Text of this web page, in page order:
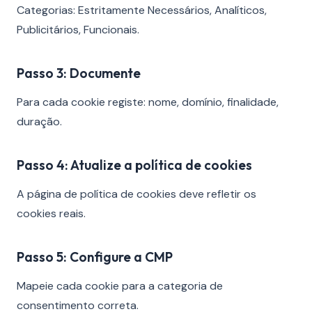
Categorias: Estritamente Necessários, Analíticos,
Publicitários, Funcionais.
Passo 3: Documente
Para cada cookie registe: nome, domínio, finalidade,
duração.
Passo 4: Atualize a política de cookies
A página de política de cookies deve refletir os
cookies reais.
Passo 5: Configure a CMP
Mapeie cada cookie para a categoria de
consentimento correta.